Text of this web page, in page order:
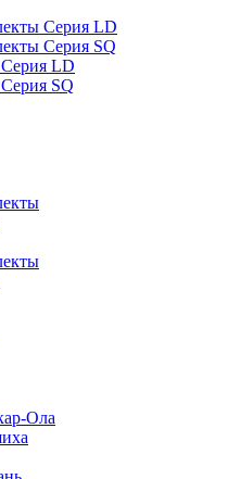
Серия LD
Серия SQ
LD
SQ
Ола